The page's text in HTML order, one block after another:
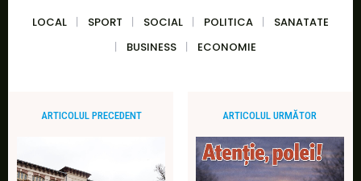
LOCAL SPORT SOCIAL POLITICA
SANATATE
BUSINESS
ECONOMIE
ARTICOLUL PRECEDENT ARTICOLUL URMĂTOR